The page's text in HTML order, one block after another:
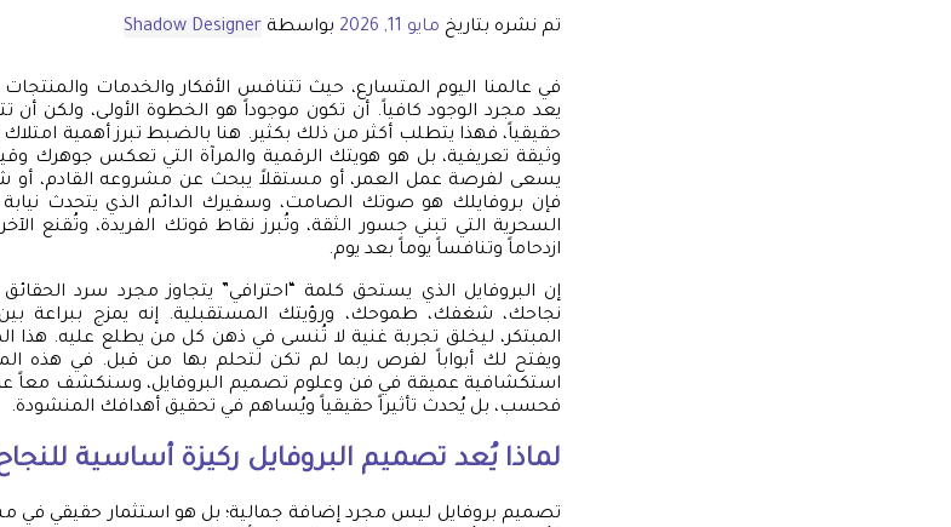
تم نشره بتاريخ مايو 11, 2026 بواسطة Shadow Designer
في عالمنا اليوم المتسارع، حيث تتنافس الأفكار والخدمات
يعد مجرد الوجود كافياً. أن تكون موجوداً هو الخطوة الأولى، ولكن
حقيقياً، فهذا يتطلب أكثر من ذلك بكثير. هنا بالضبط تبرز أهمية
وثيقة تعريفية، بل هو هويتك الرقمية والمرآة التي تعكس جوهرك
يسعى لفرصة عمل العمر، أو مستقلاً يبحث عن مشروعه القادم، أو
فإن بروفايلك هو صوتك الصامت، وسفيرك الدائم الذي يتحدث
السحرية التي تبني جسور الثقة، وتُبرز نقاط قوتك الفريدة، وتُقنع
ازدحاماً وتنافساً يوماً بعد يوم.
إن البروفايل الذي يستحق كلمة “احترافي” يتجاوز مجرد سرد
نجاحك، شغفك، طموحك، ورؤيتك المستقبلية. إنه يمزج ببراعة
المبتكر، ليخلق تجربة غنية لا تُنسى في ذهن كل من يطلع عليه. هذا
ويفتح لك أبواباً لفرص ربما لم تكن لتحلم بها من قبل. في هذه
استكشافية عميقة في فن وعلوم تصميم البروفايل، وسنكشف معاً عن
فحسب، بل يُحدث تأثيراً حقيقياً ويُساهم في تحقيق أهدافك المنشودة.
لماذا يُعد تصميم البروفايل ركيزة أساسية
تصميم بروفايل ليس مجرد إضافة جمالية؛ بل هو استثمار حقيقي